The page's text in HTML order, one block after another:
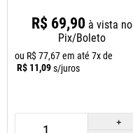
Sem Sensor
R$ 69,90 à vista no
Pix/Boleto
ou R$77,67em até 7x de
R$ 11,09s/juros
＋